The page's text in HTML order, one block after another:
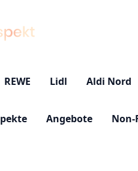
REWE Lidl Aldi Nord
Angebote Non-